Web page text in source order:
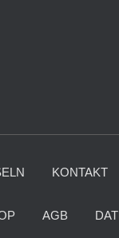
KONTAKT
AGB